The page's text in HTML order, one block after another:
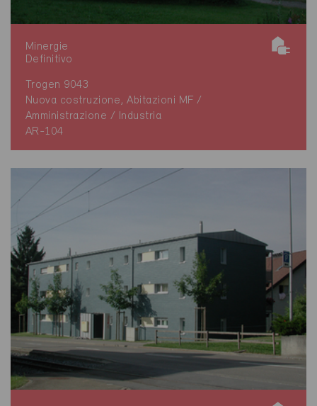
Minergie
Definitivo
Trogen 9043
Nuova costruzione, Abitazioni MF /
Amministrazione / Industria
AR-104